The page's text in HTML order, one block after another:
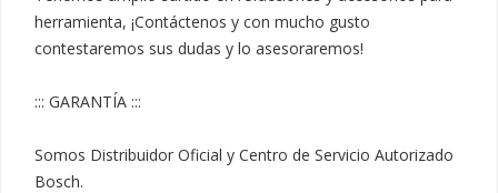
herramienta, ¡Contáctenos y con mucho gusto
contestaremos sus dudas y lo asesoraremos!
::: GARANTÍA :::
Somos Distribuidor Oficial y Centro de Servicio Autorizado
Bosch.